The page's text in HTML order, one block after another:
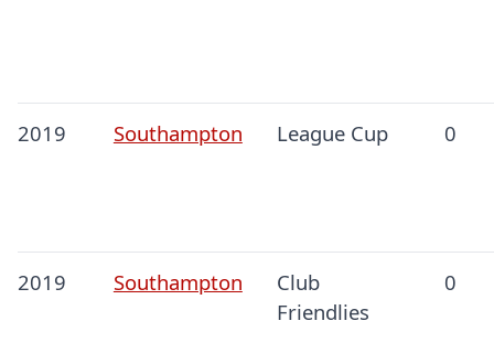
2019 Southampton League Cup 0
2019 Southampton
Club
Friendlies
0